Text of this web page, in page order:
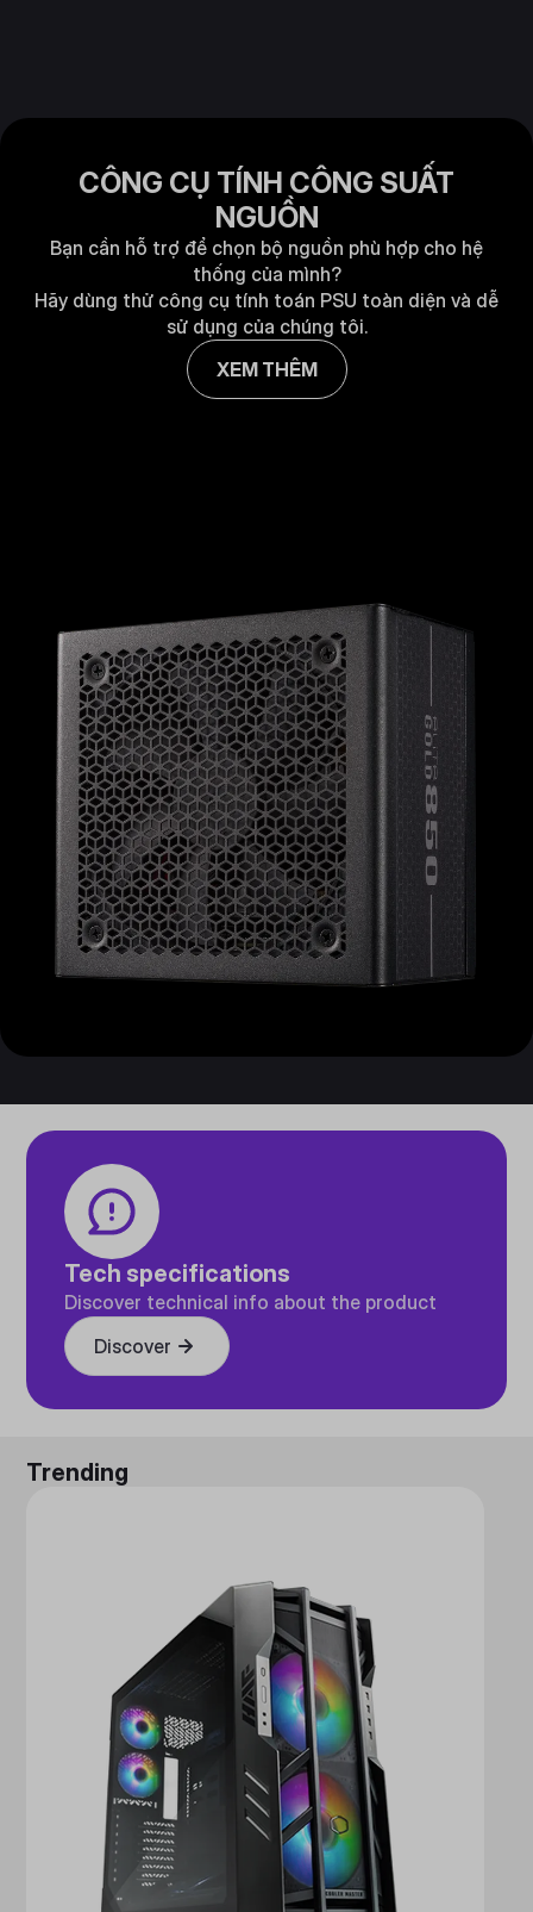
CÔNG CỤ TÍNH CÔNG SUẤT
NGUỒN
Bạn cần hỗ trợ để chọn bộ nguồn phù hợp cho hệ
thống của mình?
Hãy dùng thử công cụ tính toán PSU toàn diện và dễ
sử dụng của chúng tôi.
XEM THÊM
Tech specifications
Discover technical info about the product
Discover
Trending